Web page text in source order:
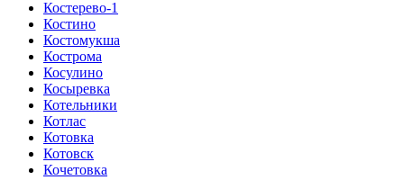
Костерево-1
Костино
Костомукша
Кострома
Косулино
Косыревка
Котельники
Котлас
Котовка
Котовск
Кочетовка